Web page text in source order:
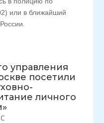
управления
посетили
личного
или в ближайший